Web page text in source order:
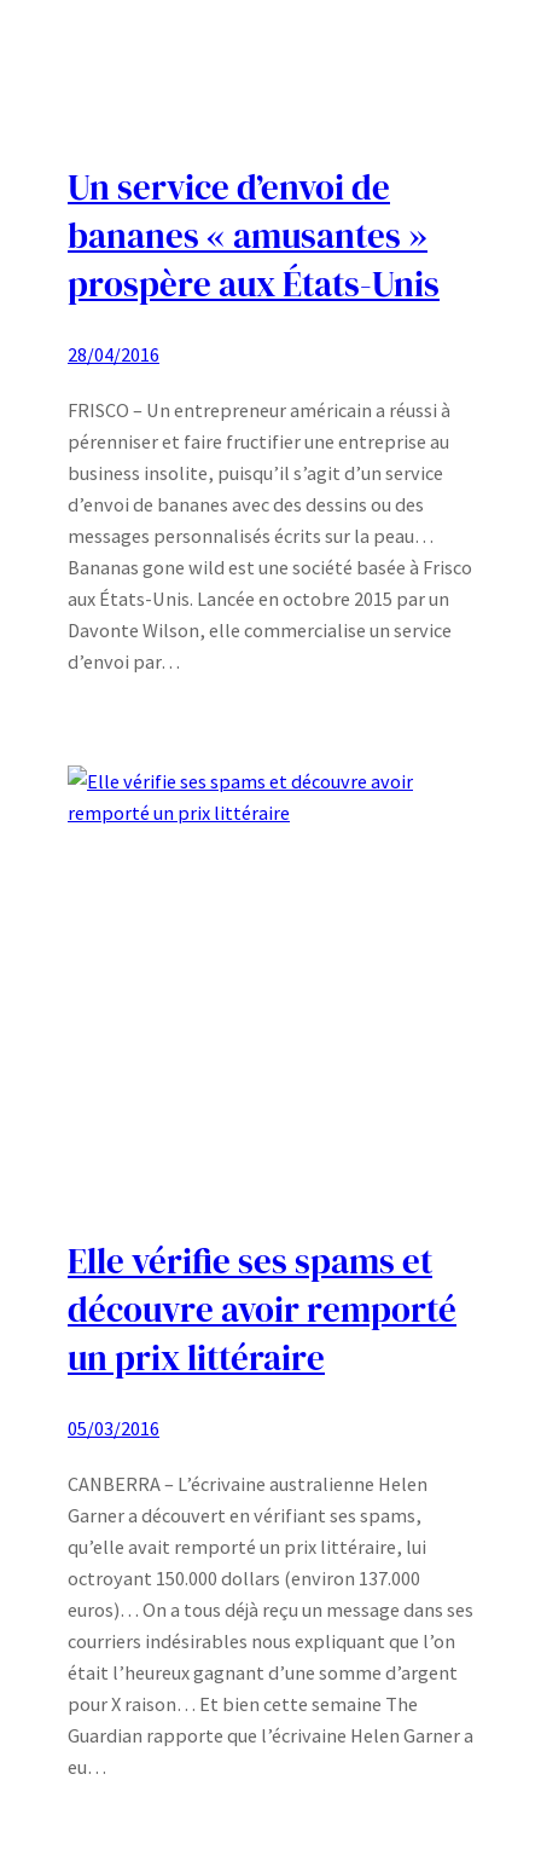
Un service d’envoi de
bananes « amusantes »
prospère aux États-Unis
28/04/2016
FRISCO – Un entrepreneur américain a réussi à
pérenniser et faire fructifier une entreprise au
business insolite, puisqu’il s’agit d’un service
d’envoi de bananes avec des dessins ou des
messages personnalisés écrits sur la peau…
Bananas gone wild est une société basée à Frisco
aux États-Unis. Lancée en octobre 2015 par un
Davonte Wilson, elle commercialise un service
d’envoi par…
Elle vérifie ses spams et
découvre avoir remporté
un prix littéraire
05/03/2016
CANBERRA – L’écrivaine australienne Helen
Garner a découvert en vérifiant ses spams,
qu’elle avait remporté un prix littéraire, lui
octroyant 150.000 dollars (environ 137.000
euros)… On a tous déjà reçu un message dans ses
courriers indésirables nous expliquant que l’on
était l’heureux gagnant d’une somme d’argent
pour X raison… Et bien cette semaine The
Guardian rapporte que l’écrivaine Helen Garner a
eu…